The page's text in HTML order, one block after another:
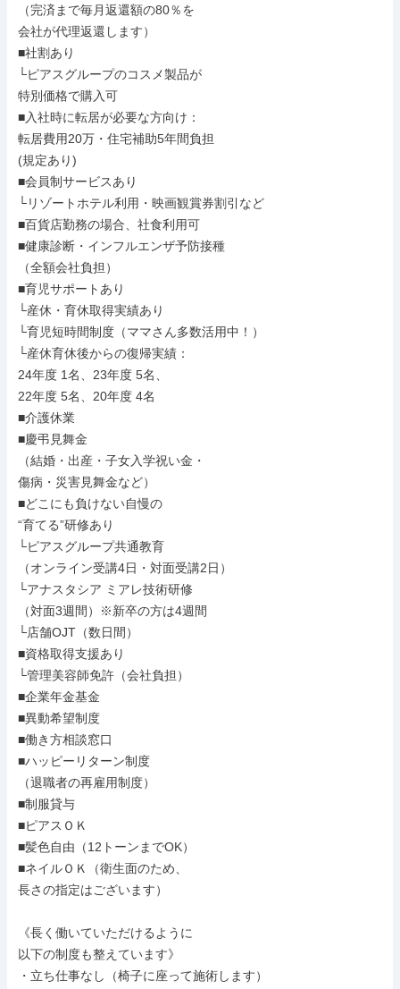
（完済まで毎月返還額の80％を
会社が代理返還します）
■社割あり
└ピアスグループのコスメ製品が
特別価格で購入可
■入社時に転居が必要な方向け：
転居費用20万・住宅補助5年間負担
(規定あり)
■会員制サービスあり
└リゾートホテル利用・映画観賞券割引など
■百貨店勤務の場合、社食利用可
■健康診断・インフルエンザ予防接種
（全額会社負担）
■育児サポートあり
└産休・育休取得実績あり
└育児短時間制度（ママさん多数活用中！）
└産休育休後からの復帰実績：
24年度 1名、23年度 5名、
22年度 5名、20年度 4名
■介護休業
■慶弔見舞金
（結婚・出産・子女入学祝い金・
傷病・災害見舞金など）
■どこにも負けない自慢の
“育てる”研修あり
└ピアスグループ共通教育
（オンライン受講4日・対面受講2日）
└アナスタシア ミアレ技術研修
（対面3週間）※新卒の方は4週間
└店舗OJT（数日間）
■資格取得支援あり
└管理美容師免許（会社負担）
■企業年金基金
■異動希望制度
■働き方相談窓口
■ハッピーリターン制度
（退職者の再雇用制度）
■制服貸与
■ピアスＯＫ
■髪色自由（12トーンまでOK）
■ネイルＯＫ（衛生面のため、
長さの指定はございます）
《長く働いていただけるように
以下の制度も整えています》
・立ち仕事なし（椅子に座って施術します）